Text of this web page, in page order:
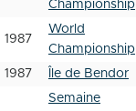
Championship
1987
World
Championship
1987 Île de Bendor
Semaine